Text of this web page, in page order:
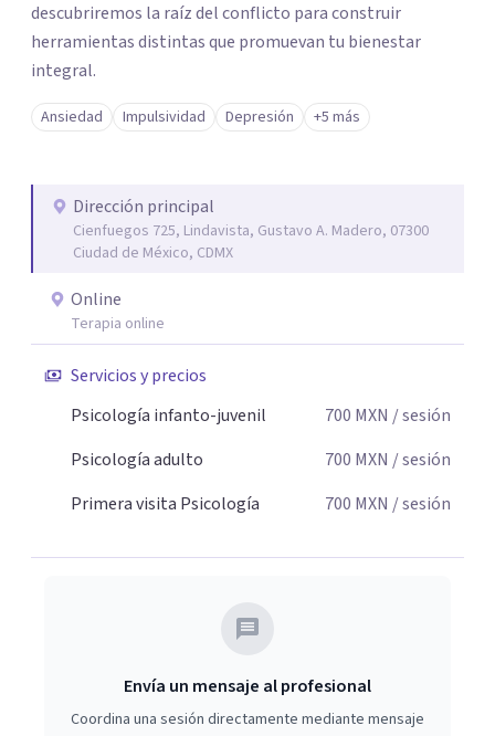
descubriremos la raíz del conflicto para construir
herramientas distintas que promuevan tu bienestar
integral.
Ansiedad Impulsividad Depresión +5 más
Dirección principal
Cienfuegos 725, Lindavista, Gustavo A. Madero, 07300
Ciudad de México, CDMX
Online
Terapia online
Servicios y precios
Psicología infanto-juvenil
700 MXN / sesión
Psicología adulto
700 MXN / sesión
Primera visita Psicología
700 MXN / sesión
Envía un mensaje al profesional
Coordina una sesión directamente mediante mensaje